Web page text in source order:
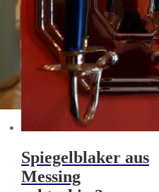
Spiegelblaker aus
Messing